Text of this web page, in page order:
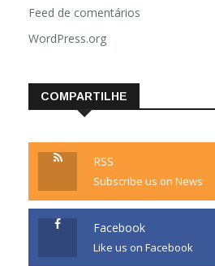
Feed de comentários
WordPress.org
COMPARTILHE
RSS
Subscribe us on News
Facebook
Like us on Facebook